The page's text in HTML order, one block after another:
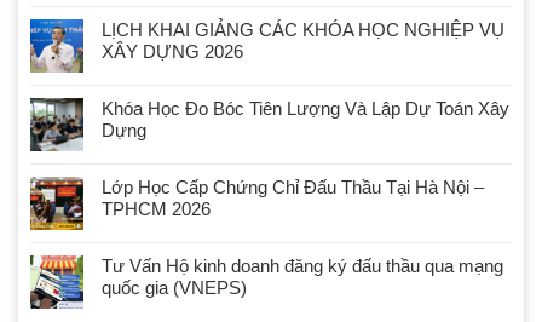
LỊCH KHAI GIẢNG CÁC KHÓA HỌC NGHIỆP VỤ
XÂY DỰNG 2026
Khóa Học Đo Bóc Tiên Lượng Và Lập Dự Toán Xây
Dựng
Lớp Học Cấp Chứng Chỉ Đấu Thầu Tại Hà Nội –
TPHCM 2026
Tư Vấn Hộ kinh doanh đăng ký đấu thầu qua mạng
quốc gia (VNEPS)